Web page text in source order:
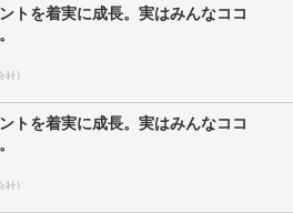
トを着実に成長。実はみんなココ
社)
トを着実に成長。実はみんなココ
社)